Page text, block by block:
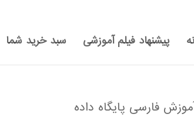
پیشنهاد فیلم آموزشی سبد خرید شما
فارسی پایگاه داده